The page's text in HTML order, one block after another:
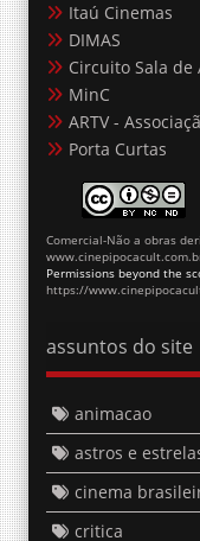
Itaú Cinemas
DIMAS
Circuito Sala de
MinC
ARTV -
Porta Curtas
Comercial-Não a obras
Permissions beyond the
https://
assuntos do site
animacao
astros e
cinema
critica